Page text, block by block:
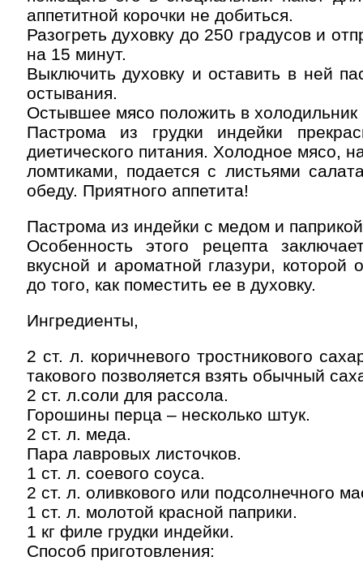
аппетитной корочки не добиться.
Разогреть духовку до 250 градусов и
на 15 минут.
Выключить духовку и оставить в ней
остывания.
Остывшее мясо положить в холодильник
Пастрома из грудки индейки
диетического питания. Холодное мясо,
ломтиками, подается с листьями
обеду. Приятного аппетита!
Пастрома из индейки с медом и паприкой
Особенность этого рецепта
вкусной и ароматной глазури, которой
до того, как поместить ее в духовку.
Ингредиенты,
2 ст. л. коричневого тростникового
такового позволяется взять обычный
2 ст. л.соли для рассола.
Горошины перца – несколько штук.
2 ст. л. меда.
Пара лавровых листочков.
1 ст. л. соевого соуса.
2 ст. л. оливкового или подсолнечного
1 ст. л. молотой красной паприки.
1 кг филе грудки индейки.
Способ приготовления: